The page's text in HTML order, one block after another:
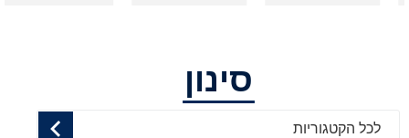
סינון
לכל הקטגוריות